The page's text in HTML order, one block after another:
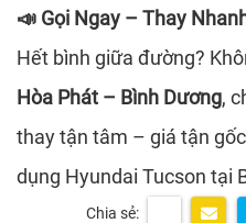
📣 Gọi Ngay – Thay
Hết bình giữa đường?
Hòa Phát – Bình Dương,
thay tận tâm – giá tận
dụng Hyundai Tucson tại
Chia sẻ: